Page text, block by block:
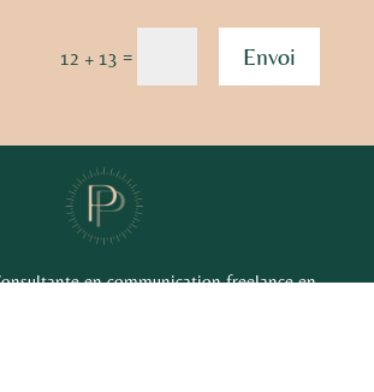
12 + 13 = Envoi
en communication freelance en